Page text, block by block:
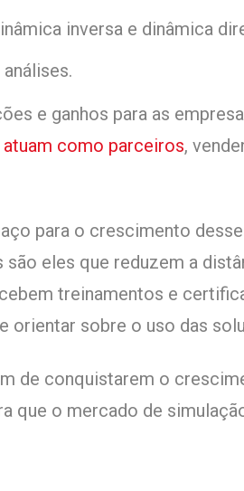
inversa e dinâmica
e ganhos para as
como parceiros,
para o crescimento
eles que reduzem a
treinamentos e
orientar sobre o uso das
de conquistarem o
que o mercado de